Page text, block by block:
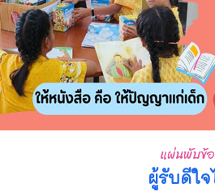
แผ่นพับข้อ
ผู้รับดีใ